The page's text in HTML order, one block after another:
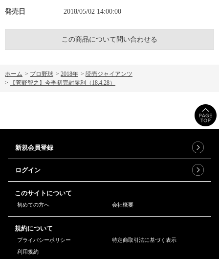
発売日 2018/05/02 14:00:00
この商品について問い合わせる
ホーム > プロ野球 > 2018年 > 読売ジャイアンツ
>
【菅野智之】今季初完封勝利（18.4.28）
新規会員登録
ログイン
このサイトについて
初めての方へ 会社概要
規約について
プライバシーポリシー
特定商取引法に基づく表示
利用規約